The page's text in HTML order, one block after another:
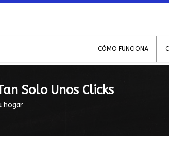
CÓMO FUNCIONA
Solo Unos Clicks
hogar